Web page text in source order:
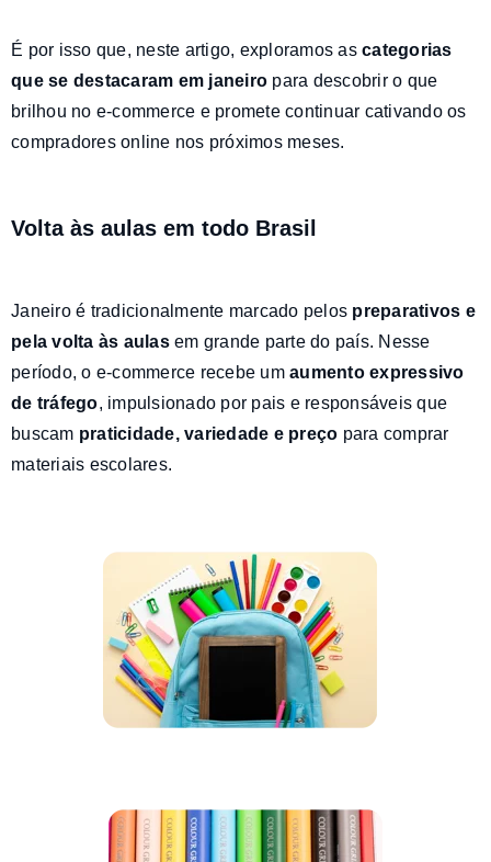
É por isso que, neste artigo, exploramos as categorias
que se destacaram em janeiro para descobrir o que
brilhou no e-commerce e promete continuar cativando os
compradores online nos próximos meses.
Volta às aulas em todo Brasil
Janeiro é tradicionalmente marcado pelos preparativos e
pelavolta às aulasem grande parte do país. Nesse
período, o e-commerce recebe um aumento expressivo
de tráfego, impulsionado por pais e responsáveis que
buscam praticidade, variedade e preço para comprar
materiais escolares.